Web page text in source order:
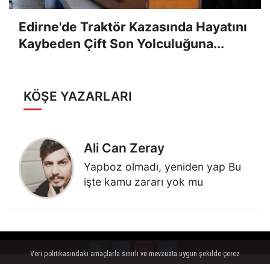
Edirne'de Traktör Kazasında Hayatını
Kaybeden Çift Son Yolculuğuna...
KÖŞE YAZARLARI
Ali Can Zeray
Yapboz olmadı, yeniden yap Bu
işte kamu zararı yok mu
Veri politikasındaki amaçlarla sınırlı ve mevzuata uygun şekilde çerez